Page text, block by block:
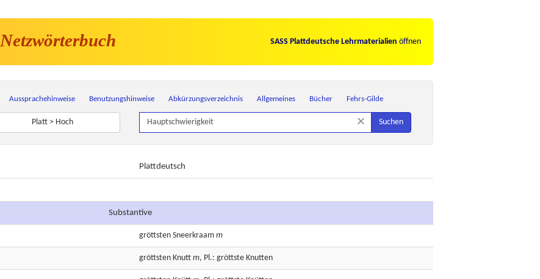
Netzwörterbuch SASS Plattdeutsche Lehrmaterialien öffnen
Aussprachehinweise Benutzungshinweise Abkürzungsverzeichnis Allgemeines Bücher Fehrs-Gilde
Platt > Hoch × Suchen
Plattdeutsch
Substantive
gröttsten Sneerkraam m
gröttsten Knutt m, Pl.: gröttste Knutten